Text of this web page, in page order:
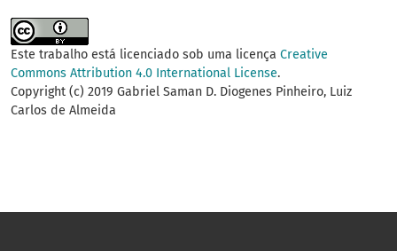
Este trabalho está licenciado sob uma licença Creative
Commons Attribution 4.0 International License.
Copyright (c) 2019 Gabriel Saman D. Diogenes Pinheiro, Luiz
Carlos de Almeida